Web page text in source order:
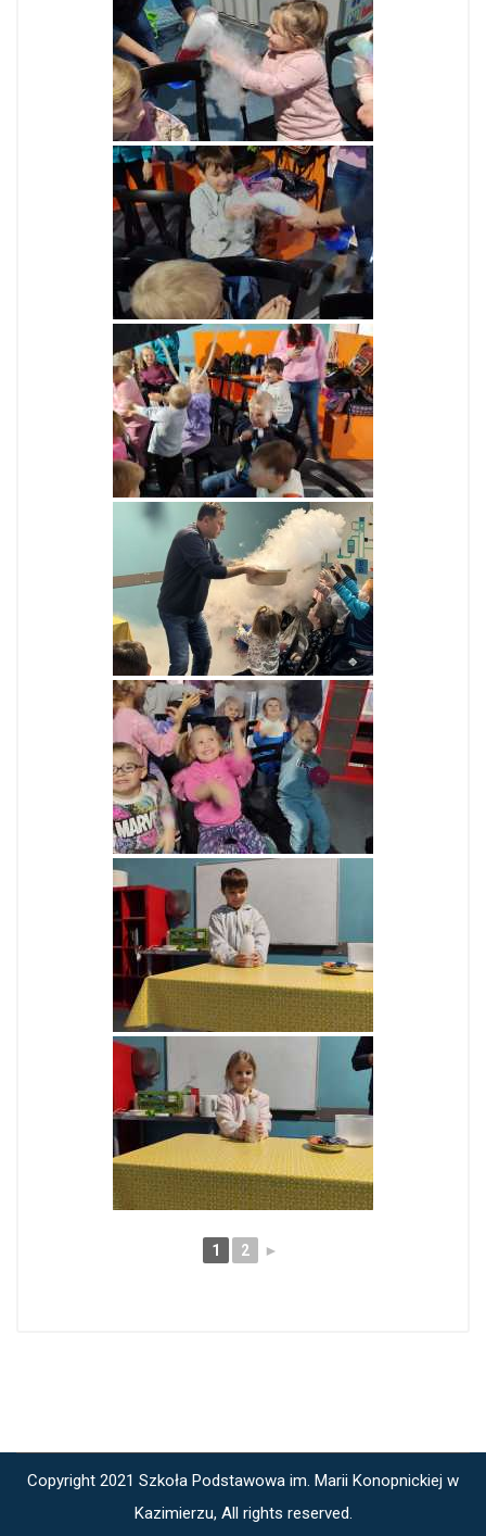
1 2 ►
Copyright 2021 Szkoła Podstawowa im. Marii Konopnickiej w
Kazimierzu, All rights reserved.